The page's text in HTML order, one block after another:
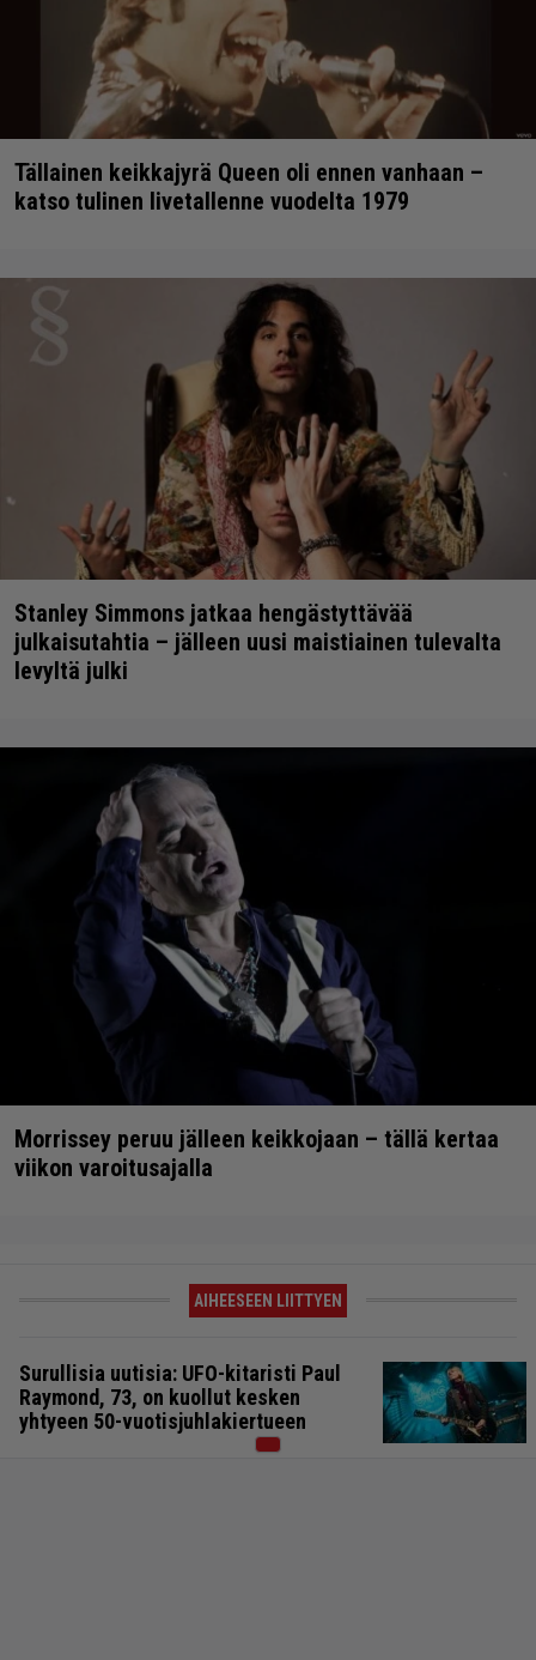
Tällainen keikkajyrä Queen oli ennen vanhaan –
katso tulinen livetallenne vuodelta 1979
Stanley Simmons jatkaa hengästyttävää
julkaisutahtia – jälleen uusi maistiainen tulevalta
levyltä julki
Morrissey peruu jälleen keikkojaan – tällä kertaa
viikon varoitusajalla
AIHEESEEN LIITTYEN
Surullisia uutisia: UFO-kitaristi Paul
Raymond, 73, on kuollut kesken
yhtyeen 50-vuotisjuhlakiertueen